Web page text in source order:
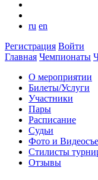
ru en
Регистрация Войти
Главная Чемпионаты
О мероприятии
Билеты/Услуги
Участники
Пары
Расписание
Судьи
Фото и
Стилисты
Отзывы